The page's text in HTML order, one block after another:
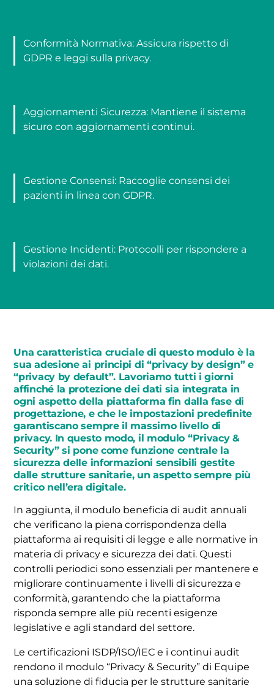
Conformità Normativa: Assicura rispetto di
GDPR e leggi sulla privacy.
Aggiornamenti Sicurezza: Mantiene il sistema
sicuro con aggiornamenti continui.
Gestione Consensi: Raccoglie consensi dei
pazienti in linea con GDPR.
Gestione Incidenti: Protocolli per rispondere a
violazioni dei dati.
Una caratteristica cruciale di questo modulo è la
sua adesione ai principi di “privacy by design” e
“privacy by default”. Lavoriamo tutti i giorni
affinché la protezione dei dati sia integrata in
ogni aspetto della piattaforma fin dalla fase di
progettazione, e che le impostazioni predefinite
garantiscano sempre il massimo livello di
privacy. In questo modo, il modulo “Privacy &
Security” si pone come funzione centrale la
sicurezza delle informazioni sensibili gestite
dalle strutture sanitarie, un aspetto sempre più
critico nell’era digitale.
In aggiunta, il modulo beneficia di audit annuali
che verificano la piena corrispondenza della
piattaforma ai requisiti di legge e alle normative in
materia di privacy e sicurezza dei dati. Questi
controlli periodici sono essenziali per mantenere e
migliorare continuamente i livelli di sicurezza e
conformità, garantendo che la piattaforma
risponda sempre alle più recenti esigenze
legislative e agli standard del settore.
Le certificazioni ISDP/ISO/IEC e i continui audit
rendono il modulo “Privacy & Security” di Equipe
una soluzione di fiducia per le strutture sanitarie